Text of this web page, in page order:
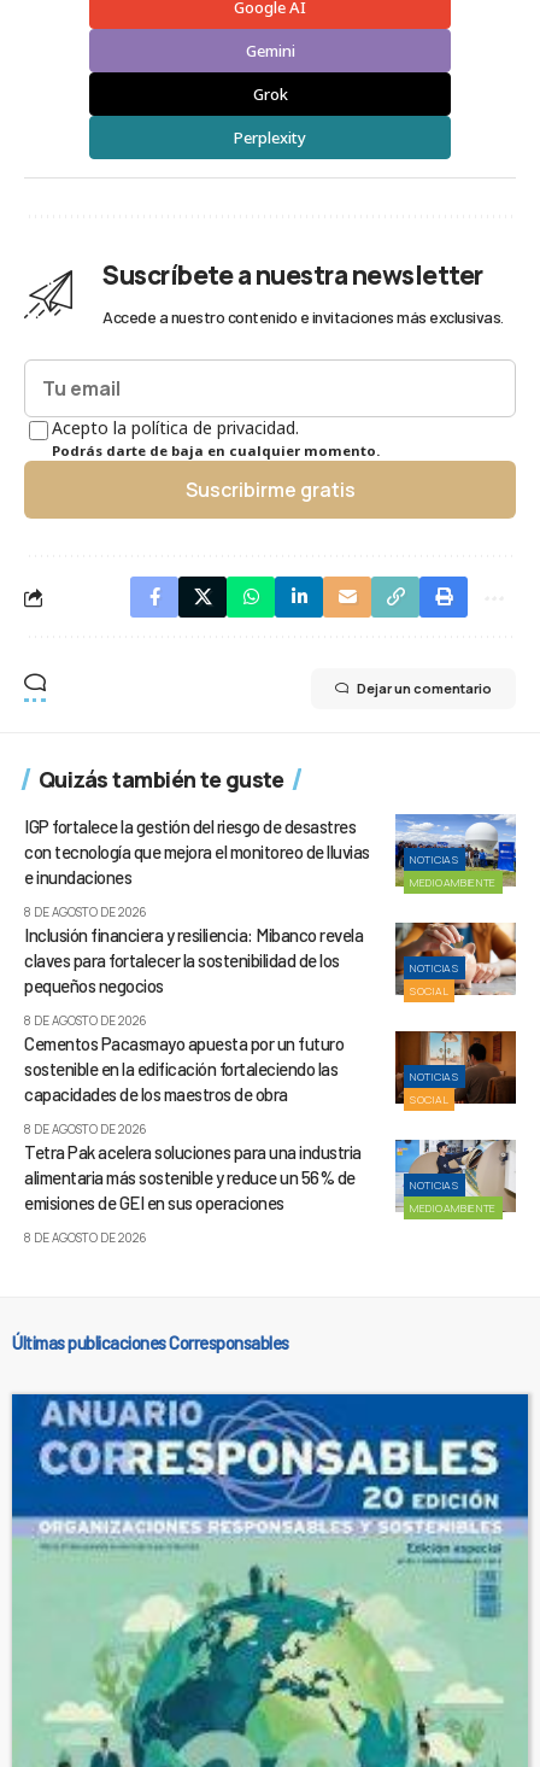
Google AI
Gemini
Grok
Perplexity
Suscríbete a nuestra newsletter
Accede a nuestro contenido e invitaciones más exclusivas.
Acepto la política de privacidad.
Podrás darte de baja en cualquier momento.
Suscribirme gratis
Dejar un comentario
Quizás también te guste
NOTICIAS
MEDIOAMBIENTE
IGP fortalece la gestión del riesgo de desastres
con tecnología que mejora el monitoreo de lluvias
e inundaciones
8 DE AGOSTO DE 2026
NOTICIAS
SOCIAL
Inclusión financiera y resiliencia: Mibanco revela
claves para fortalecer la sostenibilidad de los
pequeños negocios
8 DE AGOSTO DE 2026
NOTICIAS
SOCIAL
Cementos Pacasmayo apuesta por un futuro
sostenible en la edificación fortaleciendo las
capacidades de los maestros de obra
8 DE AGOSTO DE 2026
NOTICIAS
MEDIOAMBIENTE
Tetra Pak acelera soluciones para una industria
alimentaria más sostenible y reduce un 56% de
emisiones de GEI en sus operaciones
8 DE AGOSTO DE 2026
Últimas publicaciones Corresponsables